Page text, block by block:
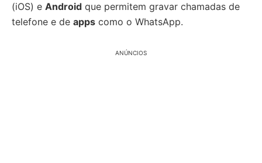
(iOS) e Android que permitem gravar chamadas de
telefone e de apps como o WhatsApp.
ANÚNCIOS